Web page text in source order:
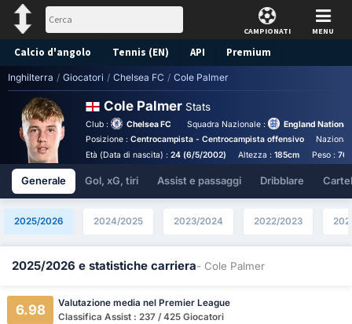
CAMPIONATI MENU
Calcio d'angolo Tennis (EN) API Premium
Pronostico
Inghilterra / Giocatori / Chelsea FC / Cole Palmer
Cole Palmer Stats
Club : Chelsea FC Squadra Nazionale :
England National
Posizione : Centrocampista - Centrocampista offensivo
Età (Data di nascita) : 24 (6/5/2002) Altezza :185cm Peso :
Generale Gol, xG, tiri Assist e passaggi Dribblare
2025/2026 2024/2025 2023/2024 2022/2023
2025/2026 e statistiche carriera- Cole Palmer
6.98
Valutazione media nel Premier League
Classifica Assist : 237 / 425 Giocatori